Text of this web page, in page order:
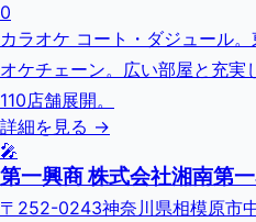
0
カラオケ コート・ダジュール
オケチェーン。広い部屋と充実
110店舗展開。
詳細を見る →
🎤
第一興商 株式会社湘南第
〒252-0243神奈川県相模原市